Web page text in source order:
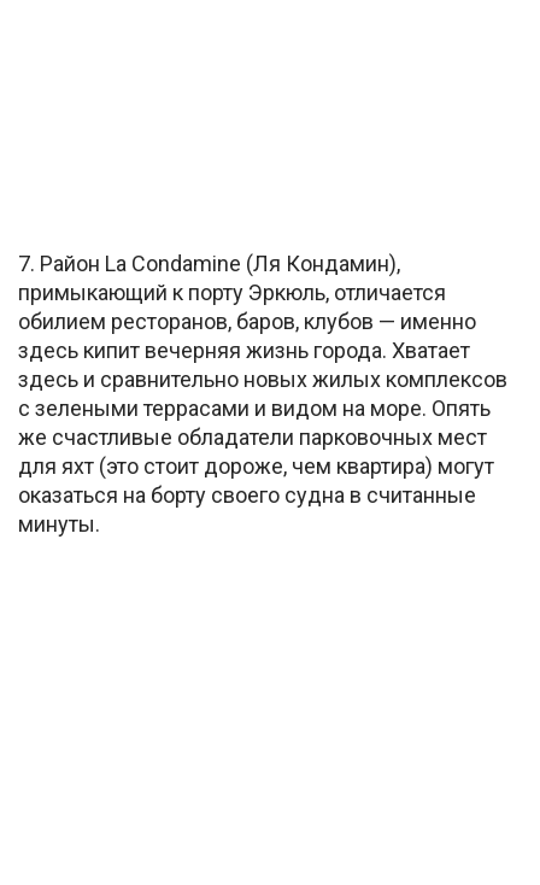
7. Район La Condamine (Ля Кондамин),
примыкающий к порту Эркюль, отличается
обилием ресторанов, баров, клубов — именно
здесь кипит вечерняя жизнь города. Хватает
здесь и сравнительно новых жилых комплексов
с зелеными террасами и видом на море. Опять
же счастливые обладатели парковочных мест
для яхт (это стоит дороже, чем квартира) могут
оказаться на борту своего судна в считанные
минуты.